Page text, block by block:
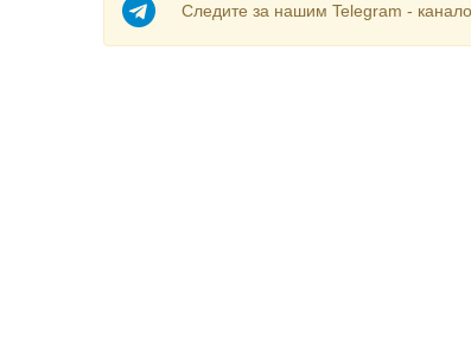
Следите за нашим Telegram -